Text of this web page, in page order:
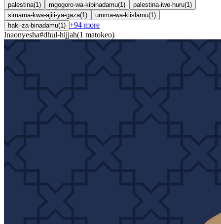
palestina(1 ) mgogoro-wa-kibinadamu(1 ) palestina-iwe-huru(1 )
simama-kwa-ajili-ya-gaza(1 ) umma-wa-kiislamu(1 )
haki-za-binadamu(1 ) +94 more
Inaonyesha#dhul-hijjah(1 matokeo)